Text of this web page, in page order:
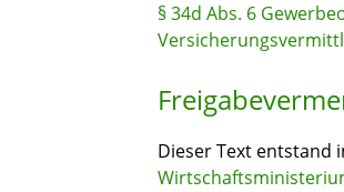
§ 34d Abs. 6
Dieser Text entstand